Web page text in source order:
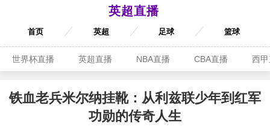
英超直播
首页 英超 足球 篮球
世界杯直播 英超直播 NBA直播 CBA直播 西
铁血老兵米尔纳挂靴：从利兹联少年到红军
功勋的传奇人生